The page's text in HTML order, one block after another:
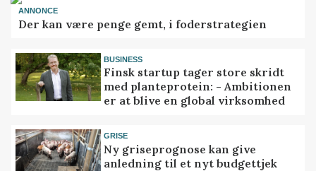
ANNONCE
Der kan være penge gemt, i foderstrategien
BUSINESS
Finsk startup tager store skridt
med planteprotein: - Ambitionen
er at blive en global virksomhed
GRISE
Ny griseprognose kan give
anledning til et nyt budgettjek